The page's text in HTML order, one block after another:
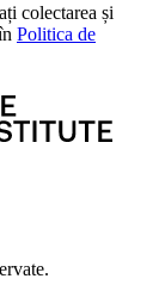
colectarea și
Politica de